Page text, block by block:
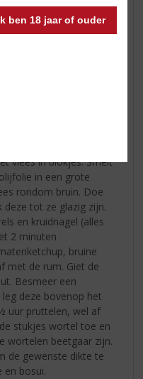
ben 18 jaar of ouder
vlees in blokjes. Smelt
in een grote
rondom bruin. Doe
tot ze glazig zijn.
en kruidnagel (alles
2 minuten
bruine
met de rum. Giet de
Besmeer een
deze bovenop het
uur pruttelen, wel af
stukjes wortel toe en
wortelen beetgaar zijn.
de gewenste dikte te
en bosui.